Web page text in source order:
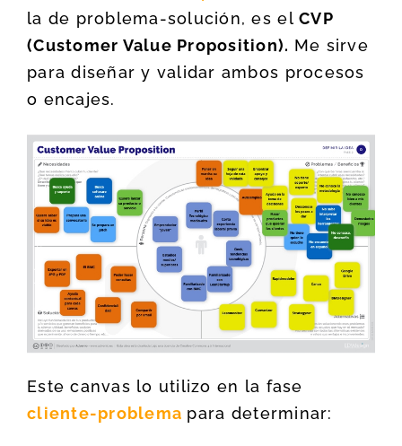
la de problema-solución, es elCVP
(Customer Value Proposition). Me sirve
para diseñar y validar ambos procesos
o encajes.
Este canvas lo utilizo en la fase
cliente-problema para determinar: